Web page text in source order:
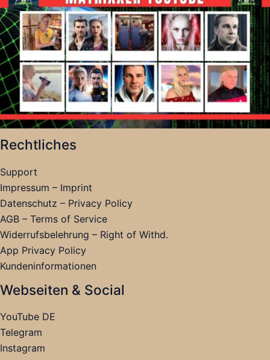
Rechtliches
Support
Impressum – Imprint
Datenschutz – Privacy Policy
AGB – Terms of Service
Widerrufsbelehrung – Right of Withd.
App Privacy Policy
Kundeninformationen
Webseiten & Social
YouTube DE
Telegram
Instagram